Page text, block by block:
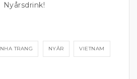
Nyårsdrink!
NHA TRANG NYÅR VIETNAM